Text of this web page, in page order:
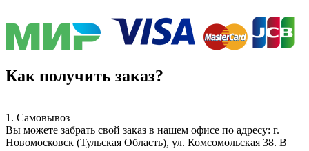
Как получить заказ?
1. Самовывоз
Вы можете забрать свой заказ в нашем офисе по адресу: г.
Новомосковск (Тульская Область), ул. Комсомольская 38. В